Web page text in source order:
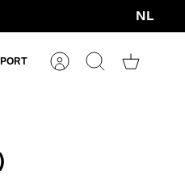
Valuta
NL
AccountZoeken